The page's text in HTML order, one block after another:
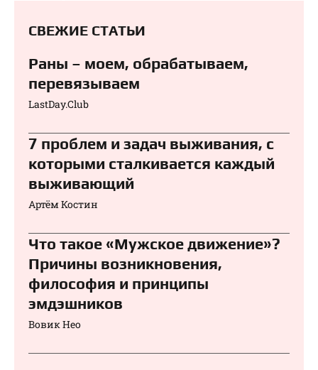
СВЕЖИЕ СТАТЬИ
Раны – моем, обрабатываем,
перевязываем⁠⁠
LastDay.Club
7 проблем и задач выживания, с
которыми сталкивается каждый
выживающий
Артём Костин
Что такое «Мужское движение»?
Причины возникновения,
философия и принципы
эмдэшников
Вовик Нео